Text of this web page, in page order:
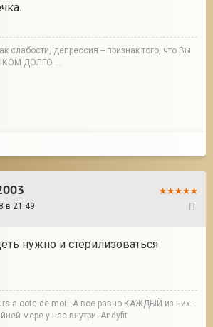
слабости, депрессия -- признак того, что Вы
ДОЛГО ...
в 21:49
нужно и стерилизоваться
a cote de moi...А все равно КАЖДЫЙ из них -
мере у нас внутри. Andyfit